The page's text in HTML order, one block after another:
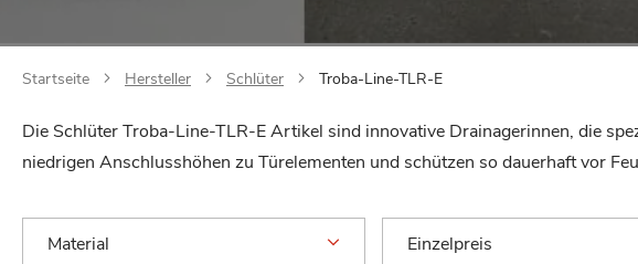
Startseite Hersteller Schlüter Troba-Line-TLR-E
Die Schlüter Troba-Line-TLR-E Artikel sind innovative Drainagerinnen, die
niedrigen Anschlusshöhen zu Türelementen und schützen so dauerhaft vor
Material Einzelpreis